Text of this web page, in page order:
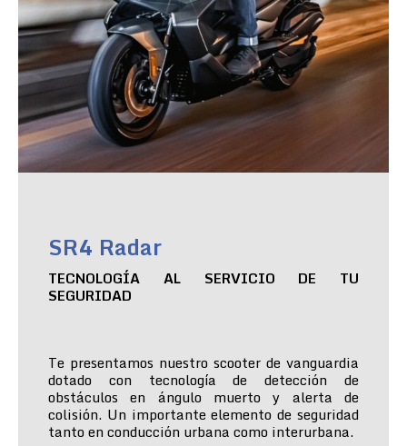
SR4 Radar
TECNOLOGÍA AL SERVICIO DE TU
SEGURIDAD
Te presentamos nuestro scooter de vanguardia
dotado con tecnología de detección de
obstáculos en ángulo muerto y alerta de
colisión. Un importante elemento de seguridad
tanto en conducción urbana como interurbana.